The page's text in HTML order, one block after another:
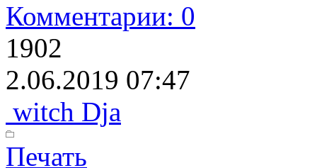
Комментарии: 0
1902
2.06.2019 07:47
witch Dja
Печать